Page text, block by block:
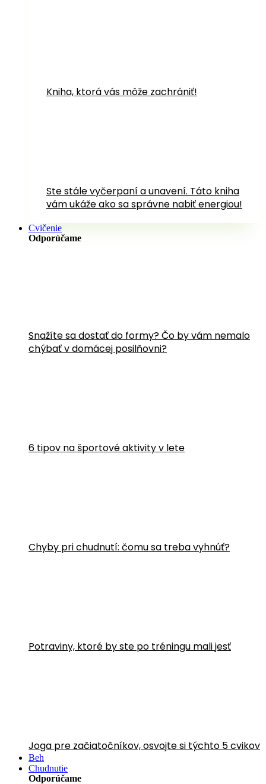
Kniha, ktorá vás môže zachrániť!
Ste stále vyčerpaní a unavení. Táto kniha
vám ukáže ako sa správne nabiť energiou!
Cvičenie
Odporúčame
Snažíte sa dostať do formy? Čo by vám nemalo
chýbať v domácej posilňovni?
6 tipov na športové aktivity v lete
Chyby pri chudnutí: čomu sa treba vyhnúť?
Potraviny, ktoré by ste po tréningu mali jesť
Joga pre začiatočníkov, osvojte si týchto 5 cvikov
Beh
Chudnutie
Odporúčame